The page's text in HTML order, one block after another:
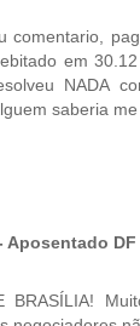
comentario,
em
NADA
saberia
Aposentado DF
BRASÍLIA!